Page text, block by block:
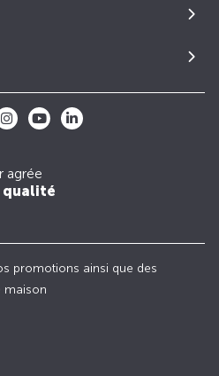
agrée
qualité
promotions ainsi que des
maison